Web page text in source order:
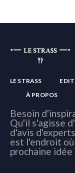
LE STRASS
À PROPOS
Besoin
Qu'il s'agisse
d'avis
est l'endroit
prochaine idée